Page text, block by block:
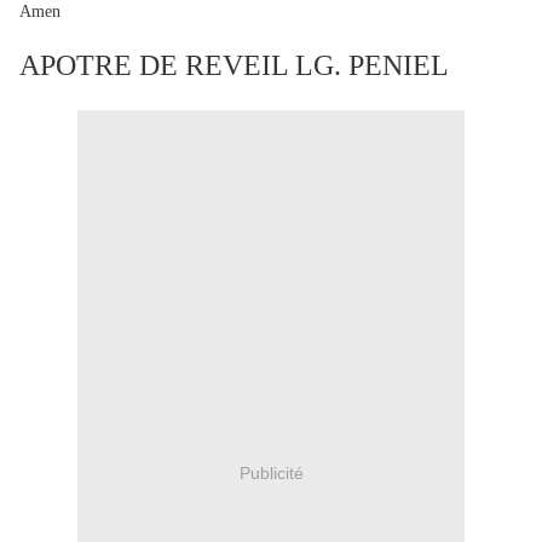
Amen
APOTRE DE REVEIL LG. PENIEL
Publicité